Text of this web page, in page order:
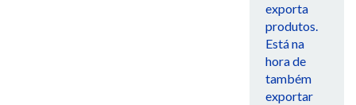
exporta
produtos.
Está na
hora de
também
exportar